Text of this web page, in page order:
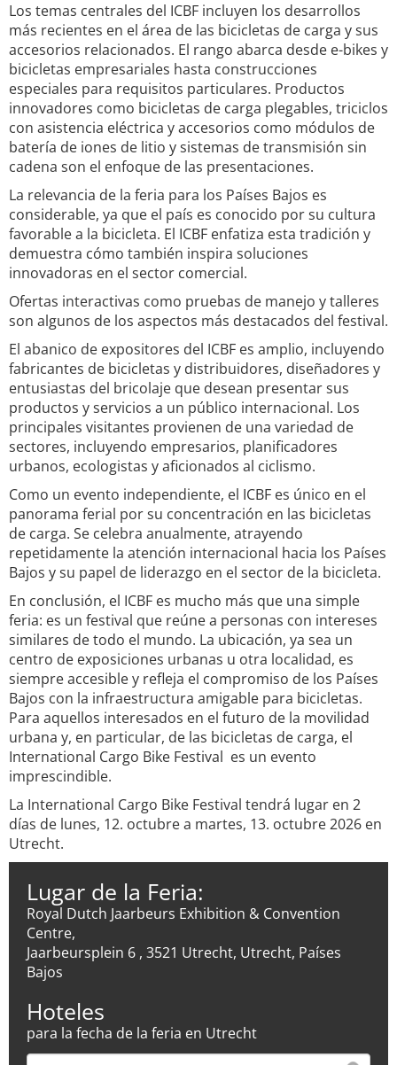
Los temas centrales del ICBF incluyen los desarrollos
más recientes en el área de las bicicletas de carga y sus
accesorios relacionados. El rango abarca desde e-bikes y
bicicletas empresariales hasta construcciones
especiales para requisitos particulares. Productos
innovadores como bicicletas de carga plegables, triciclos
con asistencia eléctrica y accesorios como módulos de
batería de iones de litio y sistemas de transmisión sin
cadena son el enfoque de las presentaciones.
La relevancia de la feria para los Países Bajos es
considerable, ya que el país es conocido por su cultura
favorable a la bicicleta. El ICBF enfatiza esta tradición y
demuestra cómo también inspira soluciones
innovadoras en el sector comercial.
Ofertas interactivas como pruebas de manejo y talleres
son algunos de los aspectos más destacados del festival.
El abanico de expositores del ICBF es amplio, incluyendo
fabricantes de bicicletas y distribuidores, diseñadores y
entusiastas del bricolaje que desean presentar sus
productos y servicios a un público internacional. Los
principales visitantes provienen de una variedad de
sectores, incluyendo empresarios, planificadores
urbanos, ecologistas y aficionados al ciclismo.
Como un evento independiente, el ICBF es único en el
panorama ferial por su concentración en las bicicletas
de carga. Se celebra anualmente, atrayendo
repetidamente la atención internacional hacia los Países
Bajos y su papel de liderazgo en el sector de la bicicleta.
En conclusión, el ICBF es mucho más que una simple
feria: es un festival que reúne a personas con intereses
similares de todo el mundo. La ubicación, ya sea un
centro de exposiciones urbanas u otra localidad, es
siempre accesible y refleja el compromiso de los Países
Bajos con la infraestructura amigable para bicicletas.
Para aquellos interesados en el futuro de la movilidad
urbana y, en particular, de las bicicletas de carga, el
International Cargo Bike Festival es un evento
imprescindible.
La International Cargo Bike Festival tendrá lugar en 2
días de lunes, 12. octubre a martes, 13. octubre 2026 en
Utrecht.
Lugar de la Feria:
Royal Dutch Jaarbeurs Exhibition & Convention
Centre,
Jaarbeursplein 6 , 3521 Utrecht, Utrecht, Países
Bajos
Hoteles
para la fecha de la feria en Utrecht